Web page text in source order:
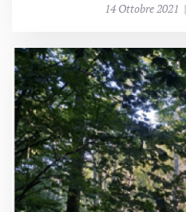
14 Ottobre 2021